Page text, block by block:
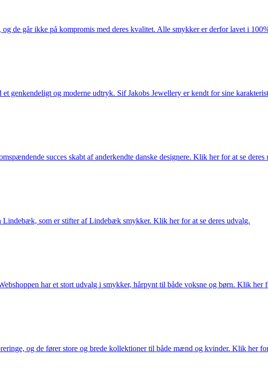
de går ikke på kompromis med deres kvalitet. Alle smykker er derfor lavet i
genkendeligt og moderne udtryk. Sif Jakobs Jewellery er kendt for sine
succes skabt af anderkendte danske designere. Klik her for at se deres
som er stifter af Lindebæk smykker. Klik her for at se deres udvalg.
har et stort udvalg i smykker, hårpynt til både voksne og børn. Klik her
og de fører store og brede kollektioner til både mænd og kvinder. Klik her